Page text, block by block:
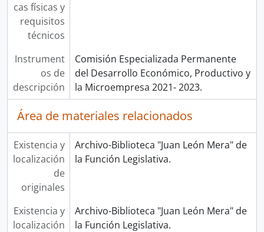
cas físicas y
requisitos
técnicos
Instrument
os de
descripción
Comisión Especializada Permanente
del Desarrollo Económico, Productivo y
la Microempresa 2021- 2023.
Área de materiales relacionados
Existencia y
localización
de
originales
Archivo-Biblioteca "Juan León Mera" de
la Función Legislativa.
Existencia y
localización
Archivo-Biblioteca "Juan León Mera" de
la Función Legislativa.